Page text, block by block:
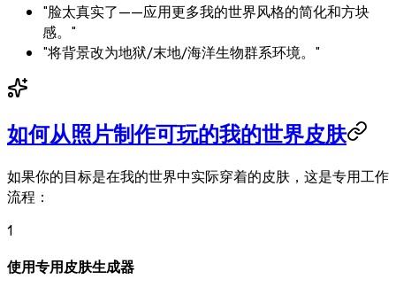
"脸太真实了——应用更多我的世界风格的简化和方块
感。"
"将背景改为地狱/末地/海洋生物群系环境。"
如何从照片制作可玩的我的世界皮肤
如果你的目标是在我的世界中实际穿着的皮肤，这是专用工作
流程：
1
使用专用皮肤生成器